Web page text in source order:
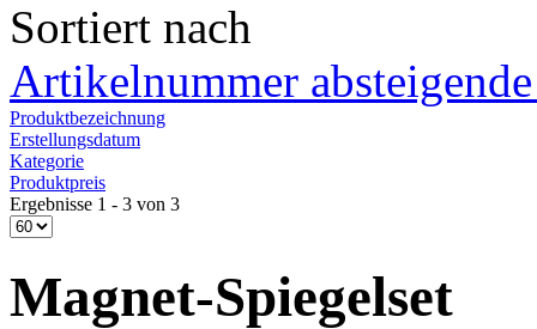
Sortiert nach
Artikelnummer
Produktbezeichnung
Erstellungsdatum
Kategorie
Produktpreis
Ergebnisse 1 - 3 von 3
Magnet-Spiegelset